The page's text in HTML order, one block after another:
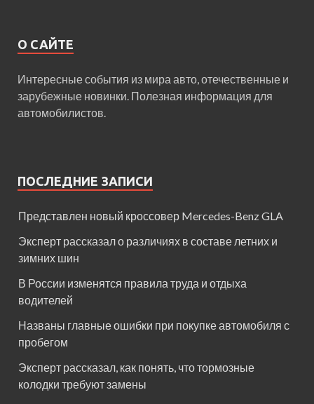
О САЙТЕ
Интересные события из мира авто, отечественные и
зарубежные новинки. Полезная информация для
автомобилистов.
ПОСЛЕДНИЕ ЗАПИСИ
Представлен новый кроссовер Mercedes-Benz GLA
Эксперт рассказал о различиях в составе летних и
зимних шин
В России изменятся правила труда и отдыха
водителей
Названы главные ошибки при покупке автомобиля с
пробегом
Эксперт рассказал, как понять, что тормозные
колодки требуют замены